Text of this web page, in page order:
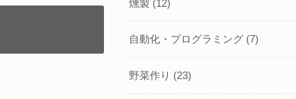
燻製 (12)
自動化・プログラミング (7)
野菜作り (23)